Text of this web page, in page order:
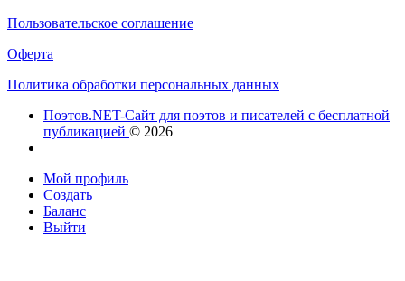
Пользовательское соглашение
Оферта
Политика обработки персональных данных
Поэтов.NET-Сайт для поэтов и писателей с бесплатной
публикацией © 2026
Мой профиль
Создать
Баланс
Выйти